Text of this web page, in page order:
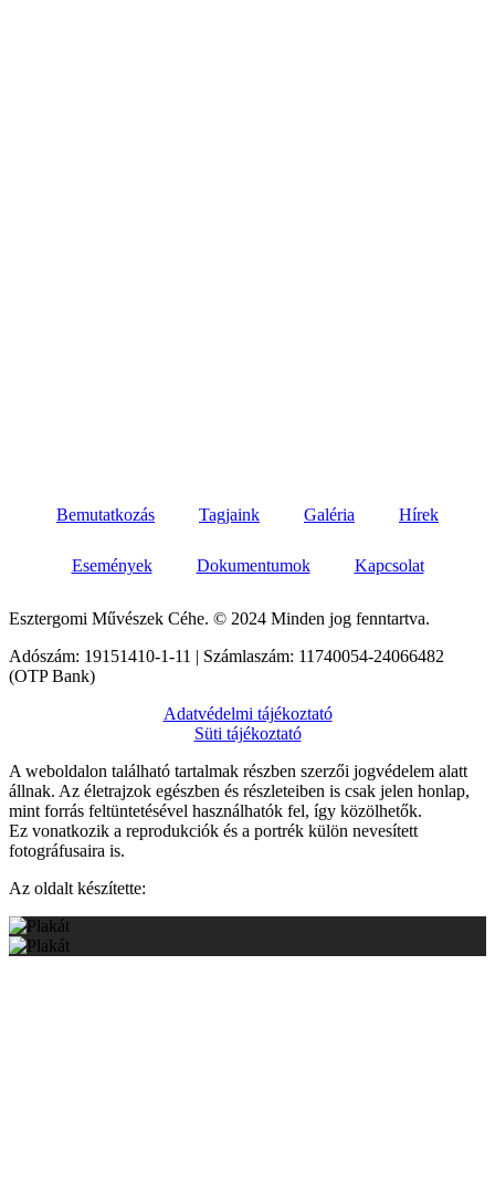
Bemutatkozás Tagjaink Galéria Hírek
Események Dokumentumok Kapcsolat
Esztergomi Művészek Céhe. © 2024 Minden jog fenntartva.
Adószám: 19151410-1-11 | Számlaszám: 11740054-24066482
(OTP Bank)
Adatvédelmi tájékoztató
Süti tájékoztató
A weboldalon található tartalmak részben szerzői jogvédelem alatt
állnak. Az életrajzok egészben és részleteiben is csak jelen honlap,
mint forrás feltüntetésével használhatók fel, így közölhetők.
Ez vonatkozik a reprodukciók és a portrék külön nevesített
fotográfusaira is.
Az oldalt készítette: